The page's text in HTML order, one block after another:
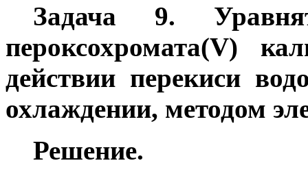
Задача 9.
пероксохромата(V)
действии перекиси
охлаждении, методом
Решение.